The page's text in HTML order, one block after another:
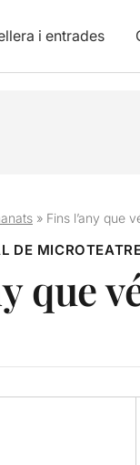
i entrades
» Fins l’any que
DE
que